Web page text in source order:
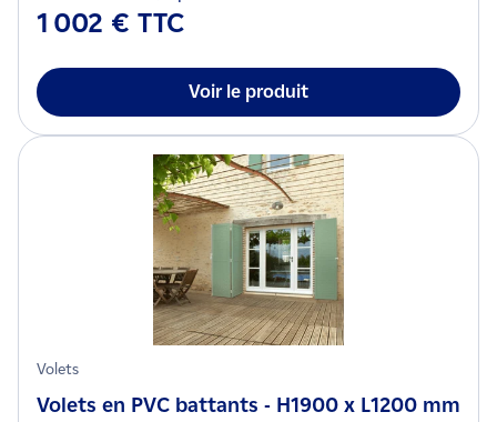
1 002 € TTC
Voir le produit
Volets
Volets en PVC battants - H1900 x L1200 mm